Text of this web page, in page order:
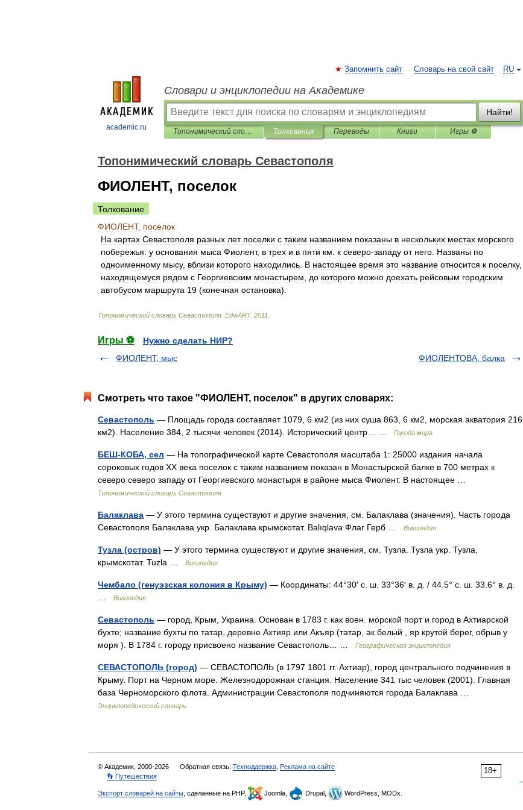
academic.ru
RU
Запомнить сайт Словарь на свой сайт
Словари и энциклопедии на Академике
Найти!
Топонимический словарь Севастополя Толкования Переводы Книги Игры ⚽
Топонимический словарь Севастополя
ФИОЛЕНТ, поселок
Толкование
ФИОЛЕНТ, поселок
На картах Севастополя разных лет поселки с таким названием показаны в нескольких местах морского
побережья: у основания мыса Фиолент, в трех и в пяти км к северо-западу от него Названы по
одноименному мысу, вблизи которого находились В настоящее время это название относится к поселку,
находящемуся рядом с Георгиевским монастырем до которого можно доехать рейсовым городским
автобусом маршрута 19 (конечная остановка).
Топонимический словарь Севастополя EdwART. 2011
Игры ⚽
Нужно сделать НИР?
ФИОЛЕНТ, мыс
ФИОЛЕНТОВА, балка
Смотреть что такое "ФИОЛЕНТ, поселок" в других словарях:
Севастополь — Площадь города составляет 1079, 6 км2 (из них суша 863, 6 км2, морская акватория 216
км2). Население 384, 2 тысячи человек (2014). Исторический центр… …
Города мира
БЕШ-КОБА, сел — На топографической карте Севастополя масштаба 1: 25000 издания начала
сороковых годов ХХ века поселок с таким названием показан в Монастырской балке в 700 метрах к
северо северо западу от Георгиевского монастыря в районе мыса Фиолент. В настоящее …
Топонимический словарь Севастополя
Балаклава — У этого термина существуют и другие значения, см. Балаклава (значения). Часть города
Севастополя Балаклава укр. Балаклава крымскотат. Balıqlava Флаг Герб …
Википедия
Тузла (остров) — У этого термина существуют и другие значения, см. Тузла. Тузла укр. Тузла,
крымскотат. Tuzla …
Википедия
Чембало (генуэзская колония в Крыму) — Координаты: 44°30′ с. ш. 33°36′ в. д. / 44.5° с. ш. 33.6° в. д.
Википедия
Севастополь — город, Крым, Украина. Основан в 1783 г. как воен. морской порт и город в Ахтиарской
бухте; название бухты по татар, деревне Ахтияр или Акъяр (татар, ак белый , яр крутой берег, обрыв у
моря ). В 1784 г. городу присвоено название Севастополь… …
Географическая энциклопедия
СЕВАСТОПОЛЬ (город) — СЕВАСТОПОЛЬ (в 1797 1801 гг. Ахтиар), город центрального подчинения в
Крыму. Порт на Черном море. Железнодорожная станция. Население 341 тыс человек (2001). Главная
база Черноморского флота. Администрации Севастополя подчиняются города Балаклава …
Энциклопедический словарь
18+
© Академик, 2000-2026 Обратная связь: Техподдержка Реклама на сайте
👣 Путешествия
Экспорт словарей на сайты , сделанные на PHP, Joomla, Drupal, WordPress, MODx.